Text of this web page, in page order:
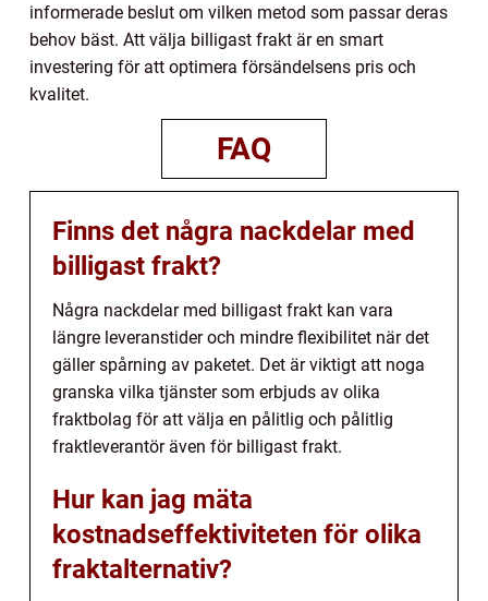
informerade beslut om vilken metod som passar deras
behov bäst. Att välja billigast frakt är en smart
investering för att optimera försändelsens pris och
kvalitet.
FAQ
Finns det några nackdelar med
billigast frakt?
Några nackdelar med billigast frakt kan vara
längre leveranstider och mindre flexibilitet när det
gäller spårning av paketet. Det är viktigt att noga
granska vilka tjänster som erbjuds av olika
fraktbolag för att välja en pålitlig och pålitlig
fraktleverantör även för billigast frakt.
Hur kan jag mäta
kostnadseffektiviteten för olika
fraktalternativ?